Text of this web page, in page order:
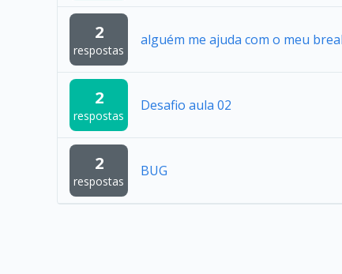
2
respostas
alguém me ajuda com o meu
2
respostas
Desafio aula 02
2
respostas
BUG